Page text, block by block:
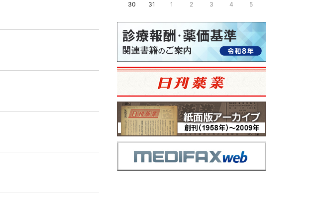
30
31 1 2 3 4 5